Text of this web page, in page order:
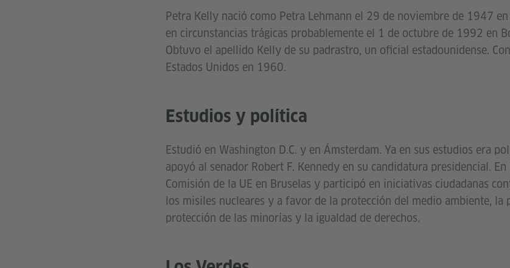
Petra Kelly nació como Petra Lehmann el 29 de noviembre de 1947
en circunstancias trágicas probablemente el 1 de octubre de 1992 en
Obtuvo el apellido Kelly de su padrastro, un oficial estadounidense.
Estados Unidos en 1960.
Estudios y política
Estudió en Washington D.C. y en Ámsterdam. Ya en sus estudios era
apoyó al senador Robert F. Kennedy en su candidatura presidencial.
Comisión de la UE en Bruselas y participó en iniciativas ciudadanas
los misiles nucleares y a favor de la protección del medio ambiente, la
protección de las minorías y la igualdad de derechos.